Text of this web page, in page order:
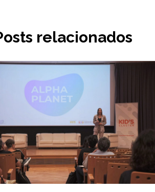
relacionados